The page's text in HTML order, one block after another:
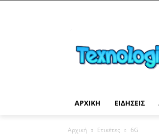
ΑΡΧΙΚΉ ΕΙΔΉΣΕΙΣ
Αρχική Ετικέτες 6G